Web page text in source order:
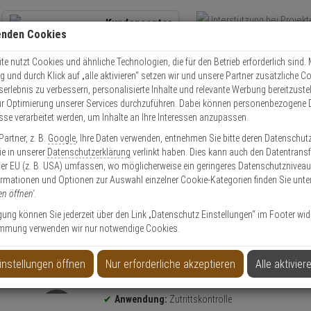
Kundencenter
Kontaktservice nutzen
Mo. - Do.: 8:00 - 16:30 Fr. 8:00 - 14:00 Uhr
Zutritt Einbruch
Elektronische Schließsysteme SimonsVoss Schließanlage
mm für AX Zylinder
Produktinformationen
Zubehörartikel, Kernverlängerung
Anwendung: Zutrittskontrolle
Cookies
nutzt Cookies und ähnliche Technologien, die für den Betrieb erforderlich sind.
und durch Klick auf „alle aktivieren“ setzen wir und unsere Partner zusätzliche
zu verbessern, personalisierte Inhalte und relevante Werbung
Optimierung unserer Services durchzuführen. Dabei können personenbezogene
verarbeitet werden, um Inhalte an Ihre Interessen anzupassen.
z. B. Google , Ihre Daten verwenden, entnehmen Sie bitte deren
in unserer Datenschutzerklärung verlinkt haben. Dies kann auch den
EU (z. B. USA) umfassen, wo möglicherweise ein geringeres Datenschutzniveau
und Optionen zur Auswahl einzelner Cookie-Kategorien finden Sie
öffnen'.
können Sie jederzeit über den Link „Datenschutz Einstellungen“ im Footer
verwenden wir nur notwendige Cookies.
öffnen Nur erforderliche akzeptieren Alle